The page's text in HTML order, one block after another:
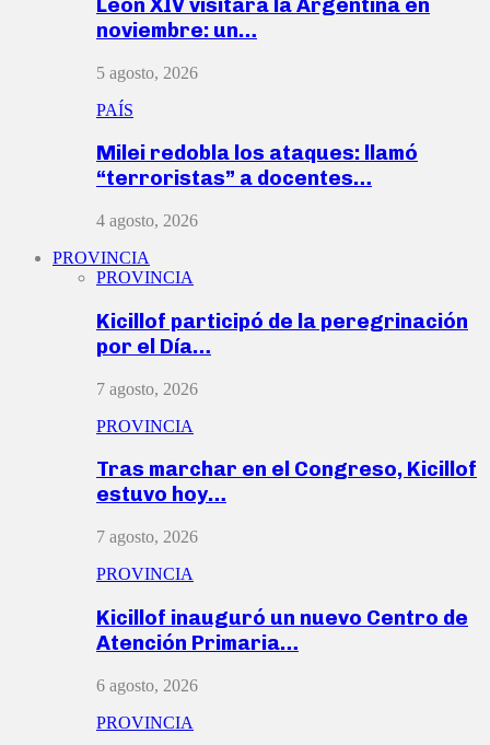
noviembre: un…
5 agosto, 2026
PAÍS
Milei redobla los ataques: llamó
“terroristas” a docentes…
4 agosto, 2026
PROVINCIA
PROVINCIA
Kicillof participó de la peregrinación
por el Día…
7 agosto, 2026
PROVINCIA
Tras marchar en el Congreso, Kicillof
estuvo hoy…
7 agosto, 2026
PROVINCIA
Kicillof inauguró un nuevo Centro de
Atención Primaria…
6 agosto, 2026
PROVINCIA